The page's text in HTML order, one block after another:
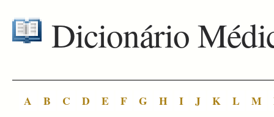
Dicionário
A B C D E F G H I J K L M